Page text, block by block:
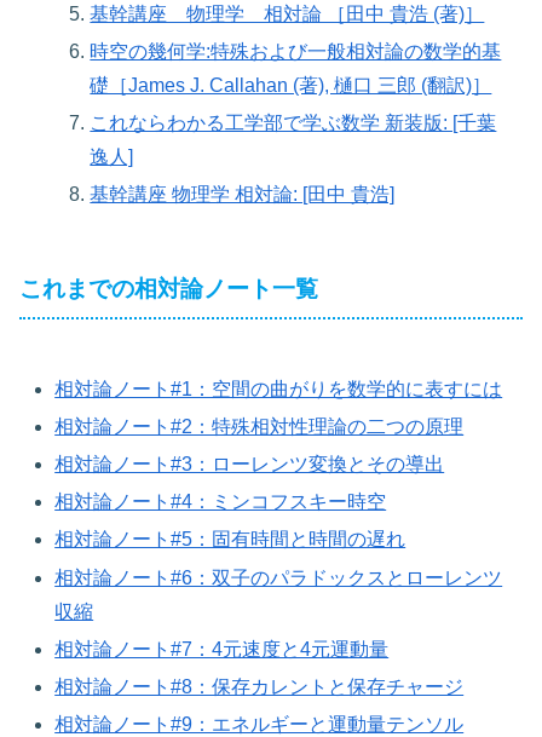
基幹講座 物理学 相対論 ［田中 貴浩 (著)］
時空の幾何学:特殊および一般相対論の数学的基
礎［James J. Callahan (著), 樋口 三郎 (翻訳)］
これならわかる工学部で学ぶ数学 新装版: [千葉
逸人]
基幹講座 物理学 相対論: [田中 貴浩]
これまでの相対論ノート一覧
相対論ノート#1：空間の曲がりを数学的に表すには
相対論ノート#2：特殊相対性理論の二つの原理
相対論ノート#3：ローレンツ変換とその導出
相対論ノート#4：ミンコフスキー時空
相対論ノート#5：固有時間と時間の遅れ
相対論ノート#6：双子のパラドックスとローレンツ
収縮
相対論ノート#7：4元速度と4元運動量
相対論ノート#8：保存カレントと保存チャージ
相対論ノート#9：エネルギーと運動量テンソル